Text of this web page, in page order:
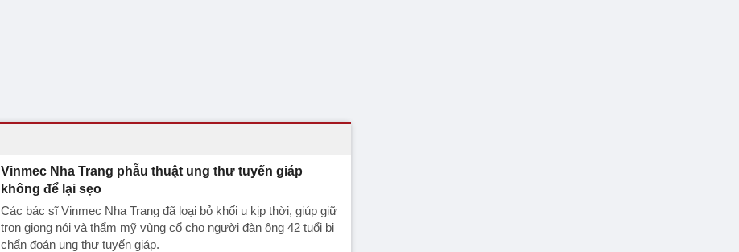
Vinmec Nha Trang phẫu thuật ung thư tuyến giáp
không để lại sẹo
Các bác sĩ Vinmec Nha Trang đã loại bỏ khối u kịp thời, giúp giữ
trọn giọng nói và thẩm mỹ vùng cổ cho người đàn ông 42 tuổi bị
chẩn đoán ung thư tuyến giáp.